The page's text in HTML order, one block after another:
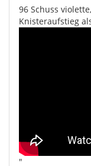
96 Schuss
Knisteraufstieg
"